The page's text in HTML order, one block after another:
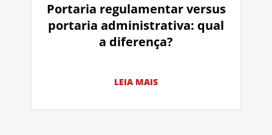
Portaria regulamentar versus
portaria administrativa: qual
a diferença?
LEIA MAIS